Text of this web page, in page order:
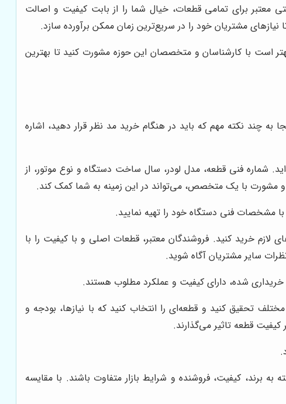
معتبر برای تمامی قطعات، خیال شما را از بابت کیفیت و اصالت
مشتریان خود را در سریع‌ترین زمان ممکن برآورده سازد.
است با کارشناسان و متخصصان این حوزه مشورت کنید تا بهترین
چند نکته مهم که باید در هنگام خرید مد نظر قرار دهید، اشاره
شماره فنی قطعه، مدل لودر، سال ساخت دستگاه و نوع موتور، از
و مشورت با یک متخصص، می‌تواند در این زمینه به شما کمک کند.
مشخصات فنی دستگاه خود را تهیه نمایید.
لازم خرید کنید. فروشندگان معتبر، قطعات اصلی و با کیفیت را با
سایر مشتریان آگاه شوید.
شده، دارای کیفیت و عملکرد مطلوب هستند.
تحقیق کنید و قطعه‌ای را انتخاب کنید که با نیازها، بودجه و
کیفیت قطعه تاثیر می‌گذارند.
کیفیت، فروشنده و شرایط بازار متفاوت باشند. با مقایسه